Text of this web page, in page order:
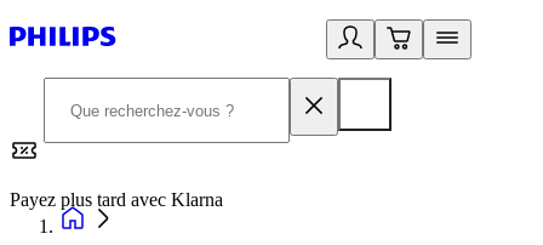
Payez plus tard avec Klarna